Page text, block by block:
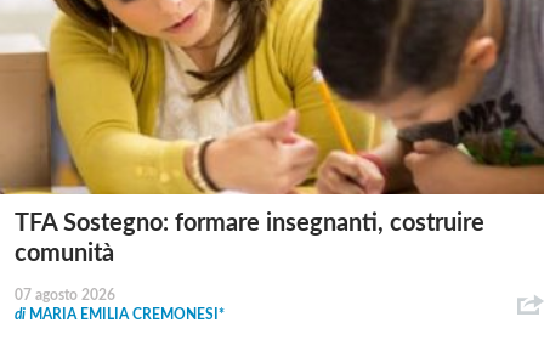
TFA Sostegno: formare insegnanti, costruire
comunità
07 agosto 2026
di MARIA EMILIA CREMONESI*